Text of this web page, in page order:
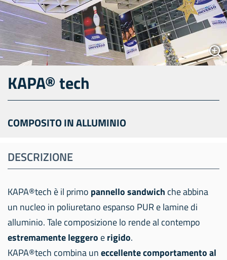
KAPA® tech
COMPOSITO IN ALLUMINIO
DESCRIZIONE
KAPA®tech è il primo pannello sandwich che abbina
un nucleo in poliuretano espanso PUR e lamine di
alluminio. Tale composizione lo rende al contempo
estremamente leggero erigido.
KAPA®tech combina uneccellente comportamento al